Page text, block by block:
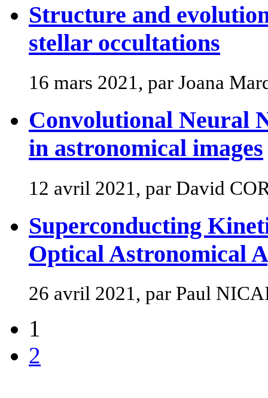
Structure and
stellar occultations
16 mars 2021, par Joana
Convolutional Neural
in astronomical images
12 avril 2021, par David
Superconducting
Optical Astronomical
26 avril 2021, par Paul
1
2